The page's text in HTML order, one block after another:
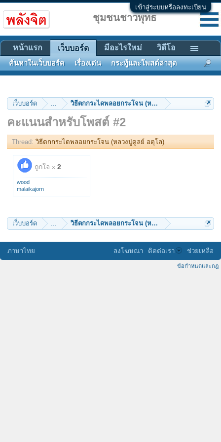
เข้าสู่ระบบหรือลงทะเบียน
เว็บบอร์ด ... วิธีตกกระไดพลอยกระโจน (หลวงปู่ดูลย์ อตุโล)
คะแนนสำหรับโพสต์ #2
Thread: วิธีตกกระไดพลอยกระโจน (หลวงปู่ดูลย์ อตุโล)
ถูกใจ x 2
wood
malaikajorn
เว็บบอร์ด ... วิธีตกกระไดพลอยกระโจน (หลวงปู่ดูลย์ อตุโล)
ชุมชนชาวพุทธ
หน้าแรก เว็บบอร์ด
ค้นหาในเว็บบอร์ด เรื่องเด่น กระทู้และโพสต์ล่าสุด
มีอะไรใหม่ วิดีโอ
ภาษาไทย ลงโฆษณา ติดต่อเรา ช่วยเหลือ
ข้อกำหนดและกฎ